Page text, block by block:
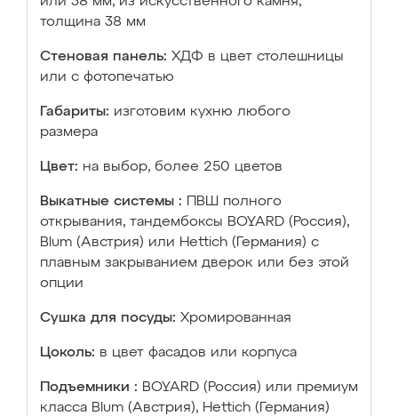
толщина 38 мм
Стеновая панель: ХДФ в цвет столешницы
или с фотопечатью
Габариты: изготовим кухню любого
размера
Цвет: на выбор, более 250 цветов
Выкатные системы :
ПВШ полного
открывания, тандембоксы BOYARD (Россия),
Blum (Австрия) или Hettich (Германия) с
плавным закрыванием дверок или без этой
опции
Сушка для посуды: Хромированная
Цоколь: в цвет фасадов или корпуса
Подъемники : BOYARD (Россия) или премиум
класса Blum (Австрия), Hettich (Германия)